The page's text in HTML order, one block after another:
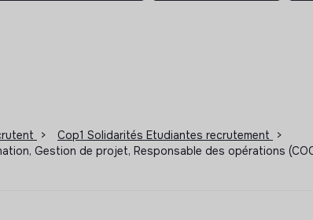
> Cop1 Solidarités Etudiantes recrutement
>
Gestion de projet, Responsable des opérations